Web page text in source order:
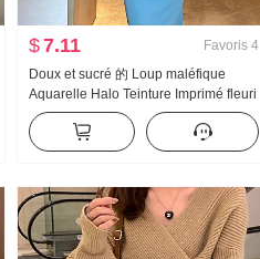
$7.11 Favoris 4
Doux et sucré 的 Loup maléfique
Aquarelle Halo Teinture Imprimé fleuri
Chemisier en chiffon Place des
femmes Collier Conception Sens
Amincissant Combattre Prenez Petite